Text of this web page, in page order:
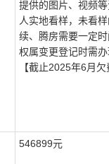
提供的图片、视频
人实地看样，未看
续、腾房需要一定
权属变更登记时需
【截止2025年6月
546899元